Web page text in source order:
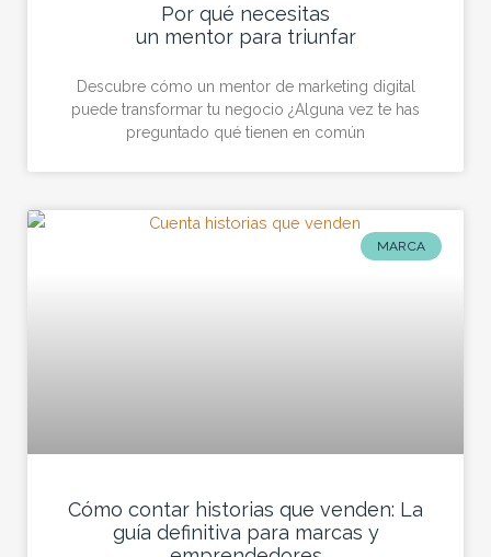
Por qué necesitas
un mentor para triunfar
Descubre cómo un mentor de marketing digital
puede transformar tu negocio ¿Alguna vez te has
preguntado qué tienen en común
MARCA
Cómo contar historias que venden: La
guía definitiva para marcas y